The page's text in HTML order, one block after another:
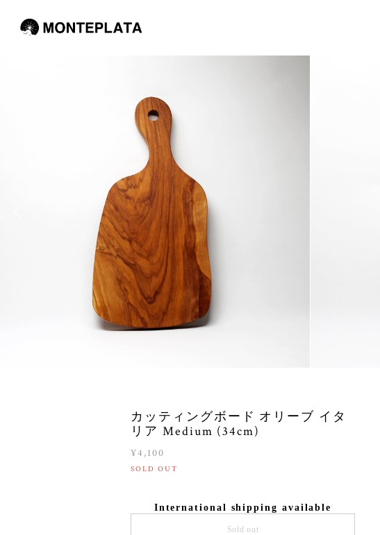
カッティングボード オリーブ イタ
リア Medium (34cm)
¥4,100
SOLD OUT
International shipping available
Sold out